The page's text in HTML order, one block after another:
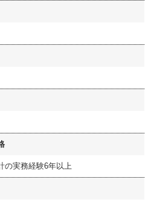
の実務経験6年以上